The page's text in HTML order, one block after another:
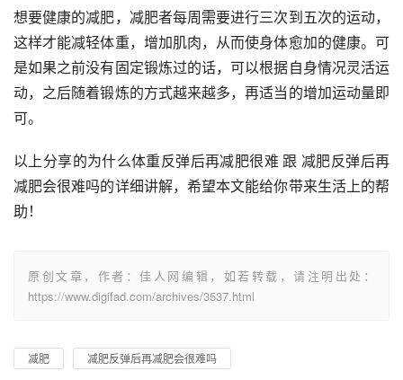
想要健康的减肥，减肥者每周需要进行三次到五次的运动，
这样才能减轻体重，增加肌肉，从而使身体愈加的健康。可
是如果之前没有固定锻炼过的话，可以根据自身情况灵活运
动，之后随着锻炼的方式越来越多，再适当的增加运动量即
可。
以上分享的为什么体重反弹后再减肥很难 跟 减肥反弹后再
减肥会很难吗的详细讲解，希望本文能给你带来生活上的帮
助！
原创文章，作者：佳人网编辑，如若转载，请注明出处：
https://www.digifad.com/archives/3537.html
减肥 减肥反弹后再减肥会很难吗